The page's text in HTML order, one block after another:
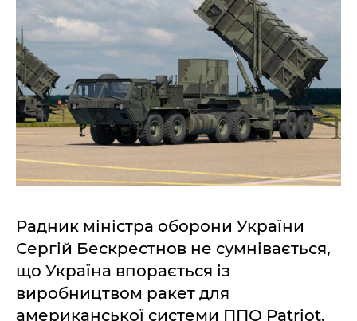
Радник міністра оборони України
Сергій Бескрестнов не сумнівається,
що Україна впорається із
виробництвом ракет для
американської системи ППО Patriot.